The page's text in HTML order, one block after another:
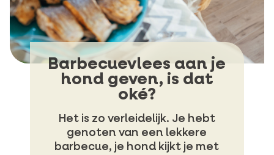
Barbecuevlees aan je
hond geven, is dat
oké?
Het is zo verleidelijk. Je hebt
genoten van een lekkere
barbecue, je hond kijkt je met